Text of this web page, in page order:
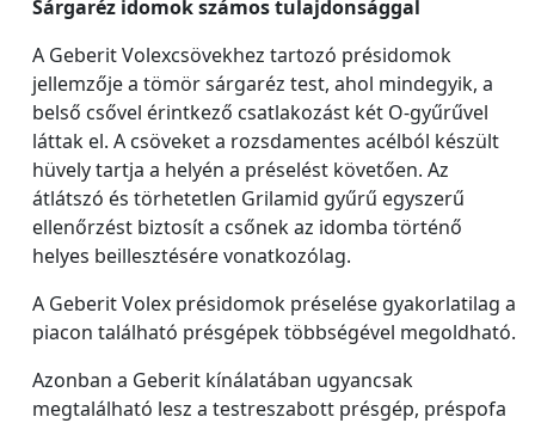
Sárgaréz idomok számos tulajdonsággal
A Geberit Volexcsövekhez tartozó présidomok
jellemzője a tömör sárgaréz test, ahol mindegyik, a
belső csővel érintkező csatlakozást két O-gyűrűvel
láttak el. A csöveket a rozsdamentes acélból készült
hüvely tartja a helyén a préselést követően. Az
átlátszó és törhetetlen Grilamid gyűrű egyszerű
ellenőrzést biztosít a csőnek az idomba történő
helyes beillesztésére vonatkozólag.
A Geberit Volex présidomok préselése gyakorlatilag a
piacon található présgépek többségével megoldható.
Azonban a Geberit kínálatában ugyancsak
megtalálható lesz a testreszabott présgép, préspofa